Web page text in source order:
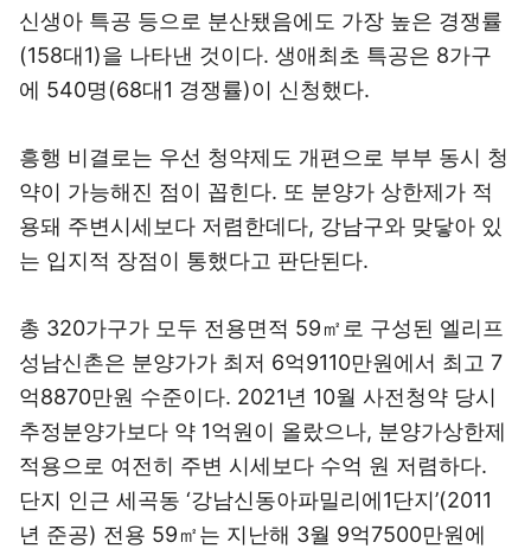
신생아 특공 등으로 분산됐음에도 가장 높은 경쟁률
(158대1)을 나타낸 것이다. 생애최초 특공은 8가구
에 540명(68대1 경쟁률)이 신청했다.
흥행 비결로는 우선 청약제도 개편으로 부부 동시 청
약이 가능해진 점이 꼽힌다. 또 분양가 상한제가 적
용돼 주변시세보다 저렴한데다, 강남구와 맞닿아 있
는 입지적 장점이 통했다고 판단된다.
총 320가구가 모두 전용면적 59㎡로 구성된 엘리프
성남신촌은 분양가가 최저 6억9110만원에서 최고 7
억8870만원 수준이다. 2021년 10월 사전청약 당시
추정분양가보다 약 1억원이 올랐으나, 분양가상한제
적용으로 여전히 주변 시세보다 수억 원 저렴하다.
단지 인근 세곡동 ‘강남신동아파밀리에1단지’(2011
년 준공) 전용 59㎡는 지난해 3월 9억7500만원에